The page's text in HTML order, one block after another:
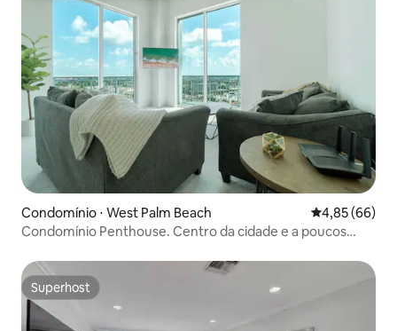
Condomínio ⋅ West Palm Beach 4,85 de uma
4,85 (66)
Condomínio Penthouse. Centro da cidade e a poucos
Superhost
Superhost